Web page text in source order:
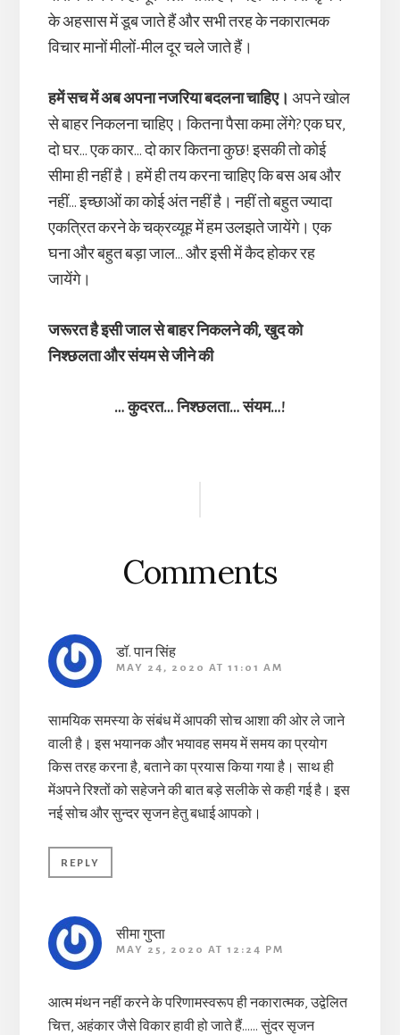
के अहसास में डूब जाते हैं और सभी तरह के नकारात्मक
विचार मानों मीलों-मील दूर चले जाते हैं।
हमें सच में अब अपना नजरिया बदलना चाहिए।
अपने खोल
से बाहर निकलना चाहिए। कितना पैसा कमा लेंगे? एक घर,
दो घर… एक कार… दो कार कितना कुछ! इसकी तो कोई
सीमा ही नहीं है। हमें ही तय करना चाहिए कि बस अब और
नहीं… इच्छाओं का कोई अंत नहीं है। नहीं तो बहुत ज्यादा
एकत्रित करने के चक्रव्यूह में हम उलझते जायेंगे। एक
घना और बहुत बड़ा जाल… और इसी में कैद होकर रह
जायेंगे।
जरूरत है इसी जाल से बाहर निकलने की, खुद को
निश्छलता और संयम से जीने की
… कुदरत… निश्छलता… संयम…!
Comments
डॉ. पान सिंह
MAY 24, 2020 AT 11:01 AM
सामयिक समस्या के संबंध में आपकी सोच आशा की ओर ले जाने
वाली है। इस भयानक और भयावह समय में समय का प्रयोग
किस तरह करना है, बताने का प्रयास किया गया है। साथ ही
मेंअपने रिश्तों को सहेजने की बात बड़े सलीके से कही गई है। इस
नई सोच और सुन्दर सृजन हेतु बधाई आपको।
REPLY
सीमा गुप्ता
MAY 25, 2020 AT 12:24 PM
आत्म मंथन नहीं करने के परिणामस्वरूप ही नकारात्मक, उद्वेलित
चित्त, अहंकार जैसे विकार हावी हो जाते हैं…… सुंदर सृजन